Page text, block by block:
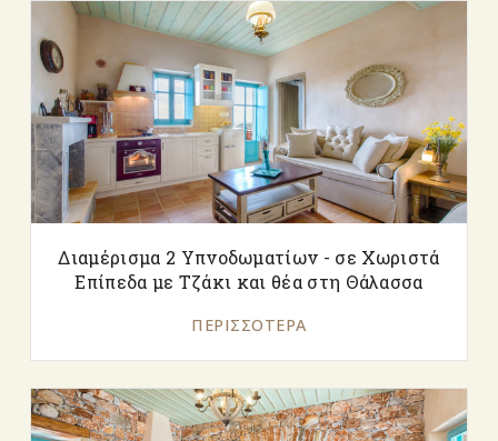
Διαμέρισμα 2 Υπνοδωματίων - σε Χωριστά
Επίπεδα με Τζάκι και θέα στη Θάλασσα
ΠΕΡΙΣΣΌΤΕΡΑ